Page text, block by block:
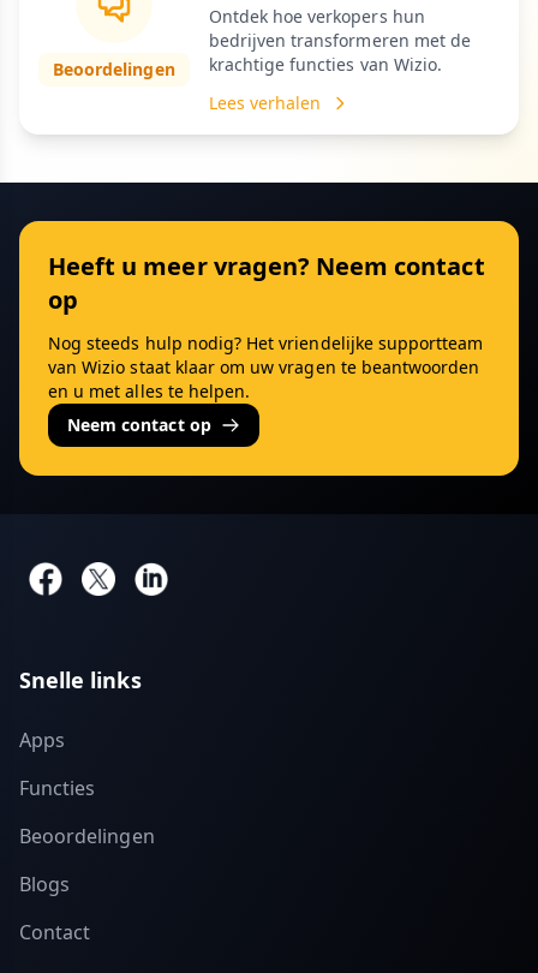
Beoordelingen
Ontdek hoe verkopers hun
bedrijven transformeren met de
krachtige functies van Wizio.
Lees verhalen
Heeft u meer vragen? Neem contact
op
Nog steeds hulp nodig? Het vriendelijke supportteam
van Wizio staat klaar om uw vragen te beantwoorden
en u met alles te helpen.
Neem contact op
Snelle links
Apps
Functies
Beoordelingen
Blogs
Contact